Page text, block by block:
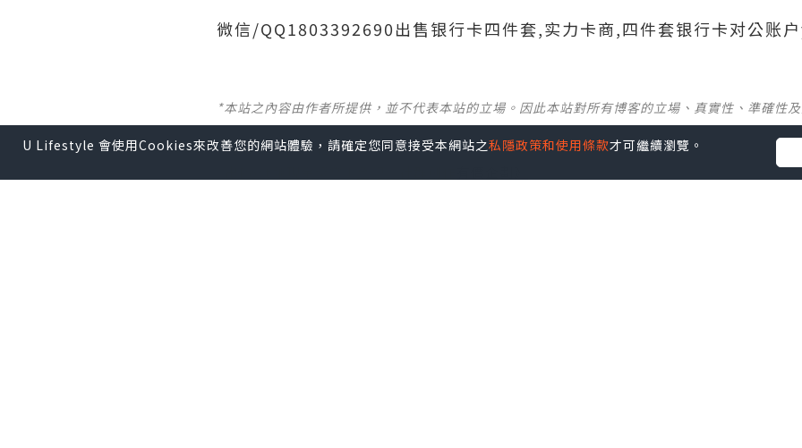
微信/QQ1803392690出售银行卡四件套,实力卡商,四件套银行卡对公账
*本站之內容由作者所提供，並不代表本站的立場。因此本站對所有博客的立場、真實性、準確性
【 U Creator 招募 】
U Lifestyle 會使用Cookies來改善您的網站體驗，請確定您同意接受本網站之私隱政策和使用條款才可繼續瀏覽。